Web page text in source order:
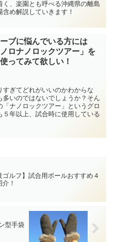
、楽園とも呼べる沖縄県の離島
め解説していきます！
ブに悩んでいる方には
ノロナノロックツアー」を
ってみて欲しい！
ぎてどれがいいのかわからな
いのではないでしょうか？そん
ナノロックツアー」というグロ
年以上、試合時に使用している
ゴルフ】試合用ボールおすすめ４
！
型手袋